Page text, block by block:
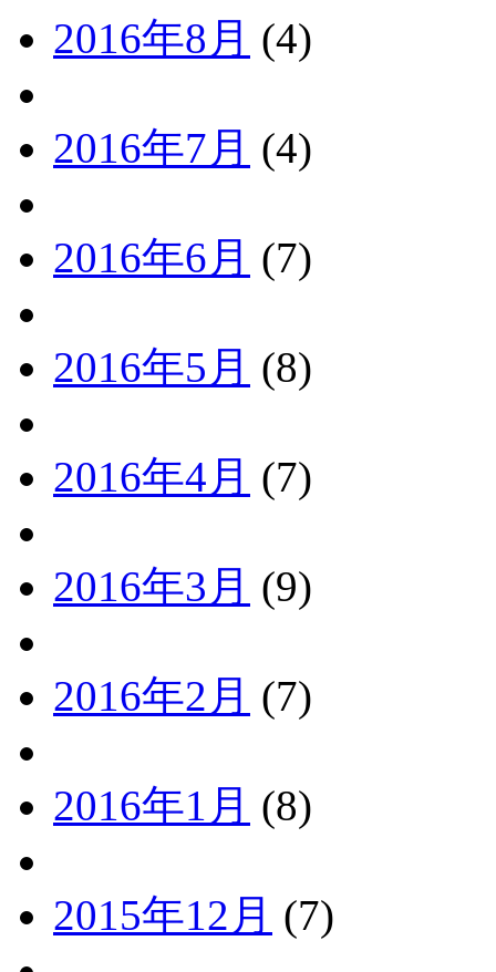
2016年8月 (4)
2016年7月 (4)
2016年6月 (7)
2016年5月 (8)
2016年4月 (7)
2016年3月 (9)
2016年2月 (7)
2016年1月 (8)
2015年12月 (7)